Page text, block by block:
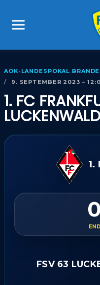
AOK-LANDESPOKAL
9. SEPTEMBER 2023 –
1. FC
1.
FSV 63